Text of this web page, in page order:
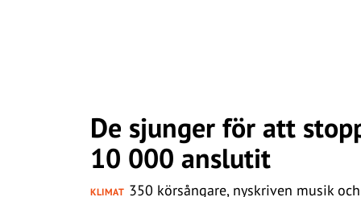
De sjunger för att
10 000 anslutit
KLIMAT 350 körsångare, nyskriven musik